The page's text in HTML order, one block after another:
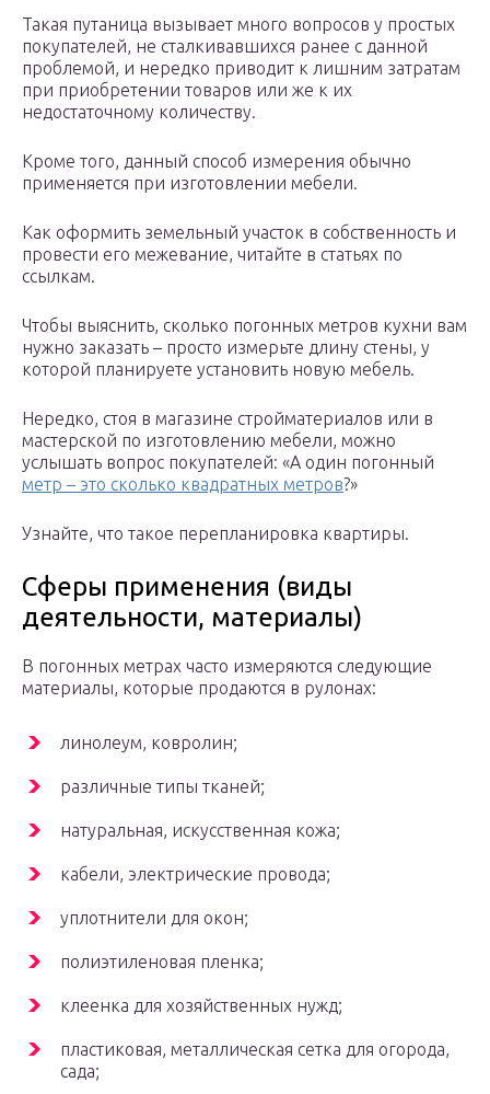
Такая путаница вызывает много вопросов у простых
покупателей, не сталкивавшихся ранее с данной
проблемой, и нередко приводит к лишним затратам
при приобретении товаров или же к их
недостаточному количеству.
Кроме того, данный способ измерения обычно
применяется при изготовлении мебели.
Как оформить земельный участок в собственность и
провести его межевание, читайте в статьях по
ссылкам.
Чтобы выяснить, сколько погонных метров кухни вам
нужно заказать – просто измерьте длину стены, у
которой планируете установить новую мебель.
Нередко, стоя в магазине стройматериалов или в
мастерской по изготовлению мебели, можно
услышать вопрос покупателей: «А один погонный
метр – это сколько квадратных метров?»
Узнайте, что такое перепланировка квартиры.
Сферы применения (виды
деятельности, материалы)
В погонных метрах часто измеряются следующие
материалы, которые продаются в рулонах:
линолеум, ковролин;
различные типы тканей;
натуральная, искусственная кожа;
кабели, электрические провода;
уплотнители для окон;
полиэтиленовая пленка;
клеенка для хозяйственных нужд;
пластиковая, металлическая сетка для огорода,
сада;